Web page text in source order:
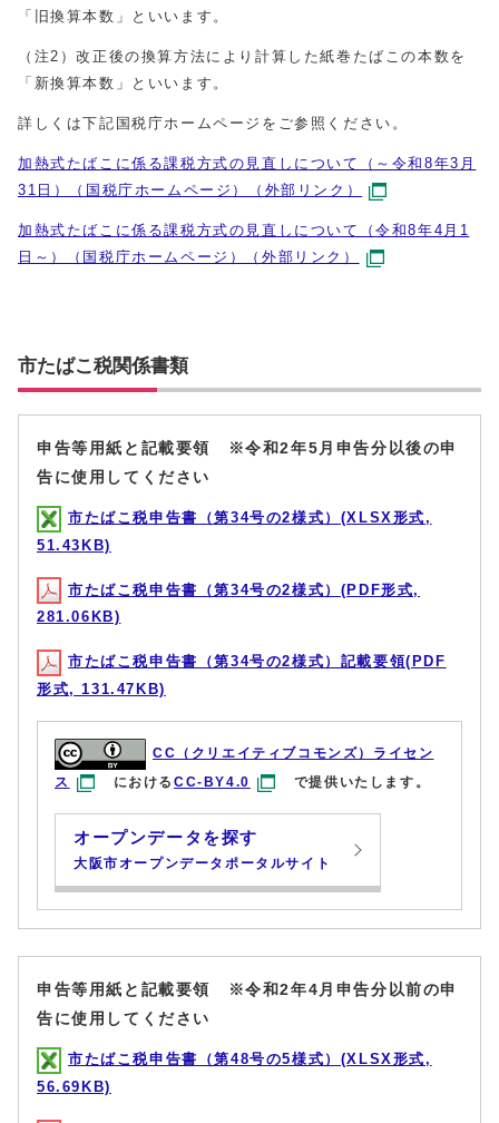
「旧換算本数」といいます。
（注2）改正後の換算方法により計算した紙巻たばこの本数を
「新換算本数」といいます。
詳しくは下記国税庁ホームページをご参照ください。
加熱式たばこに係る課税方式の見直しについて（～令和8年3月
31日）（国税庁ホームページ）（外部リンク）
加熱式たばこに係る課税方式の見直しについて（令和8年4月1
日～）（国税庁ホームページ）（外部リンク）
市たばこ税関係書類
申告等用紙と記載要領 ※令和2年5月申告分以後の申
告に使用してください
市たばこ税申告書（第34号の2様式）(XLSX形式,
51.43KB)
市たばこ税申告書（第34号の2様式）(PDF形式,
281.06KB)
市たばこ税申告書（第34号の2様式）記載要領(PDF
形式, 131.47KB)
CC（クリエイティブコモンズ）ライセン
ス
におけるCC-BY4.0 で提供いたします。
オープンデータを探す
大阪市オープンデータポータルサイト
申告等用紙と記載要領 ※令和2年4月申告分以前の申
告に使用してください
市たばこ税申告書（第48号の5様式）(XLSX形式,
56.69KB)